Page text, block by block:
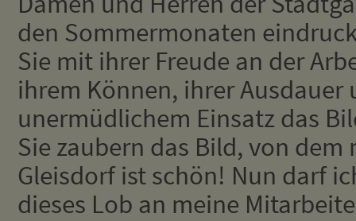
den Sommermonaten
Sie mit ihrer Freude an der
ihrem Können, ihrer Ausdauer
unermüdlichem Einsatz das
Sie zaubern das Bild, von dem
Gleisdorf ist schön! Nun darf
dieses Lob an meine